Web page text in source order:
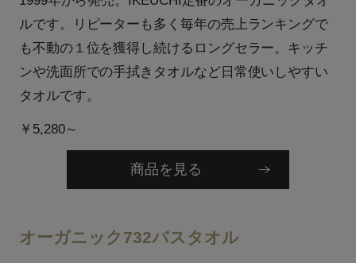
ルです。リピーターも多く毎年の売上ランキングで
も不動の１位を獲得し続けるロングセラー。キッチ
ンや洗面所での手拭きタオルなど日常使いしやすい
タオルです。
￥5,280～
商品を見る
オーガニック732バスタオル